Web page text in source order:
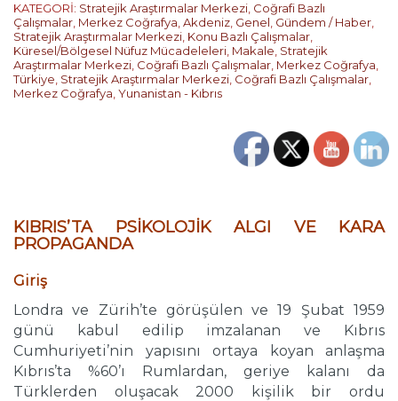
KATEGORİ: Stratejik Araştırmalar Merkezi Coğrafi Bazlı
Çalışmalar Merkez Coğrafya Akdeniz Genel Gündem / Haber
Stratejik Araştırmalar Merkezi Konu Bazlı Çalışmalar
Küresel/Bölgesel Nüfuz Mücadeleleri Makale Stratejik
Araştırmalar Merkezi Coğrafi Bazlı Çalışmalar Merkez Coğrafya
Türkiye Stratejik Araştırmalar Merkezi Coğrafi Bazlı Çalışmalar
Merkez Coğrafya Yunanistan - Kıbrıs
KIBRIS’TA PSİKOLOJİK ALGI VE KARA
PROPAGANDA
Giriş
Londra ve Zürih’te görüşülen ve 19 Şubat 1959
günü kabul edilip imzalanan ve Kıbrıs
Cumhuriyeti’nin yapısını ortaya koyan anlaşma
Kıbrıs’ta %60’ı Rumlardan, geriye kalanı da
Türklerden oluşacak 2000 kişilik bir ordu